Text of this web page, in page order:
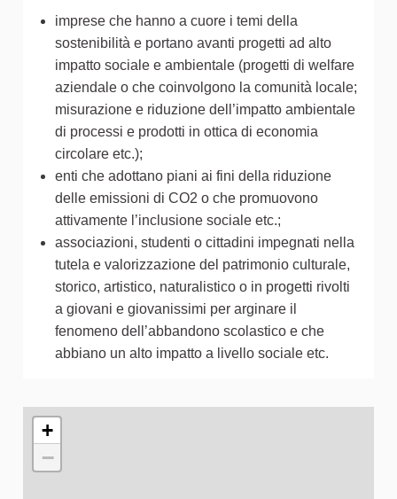
imprese che hanno a cuore i temi della
sostenibilità e portano avanti progetti ad alto
impatto sociale e ambientale (progetti di welfare
aziendale o che coinvolgono la comunità locale;
misurazione e riduzione dell’impatto ambientale
di processi e prodotti in ottica di economia
circolare etc.);
enti che adottano piani ai fini della riduzione
delle emissioni di CO2 o che promuovono
attivamente l’inclusione sociale etc.;
associazioni, studenti o cittadini impegnati nella
tutela e valorizzazione del patrimonio culturale,
storico, artistico, naturalistico o in progetti rivolti
a giovani e giovanissimi per arginare il
fenomeno dell’abbandono scolastico e che
abbiano un alto impatto a livello sociale etc.
L'elemento seguente è una mappa che presenta gli
+
−